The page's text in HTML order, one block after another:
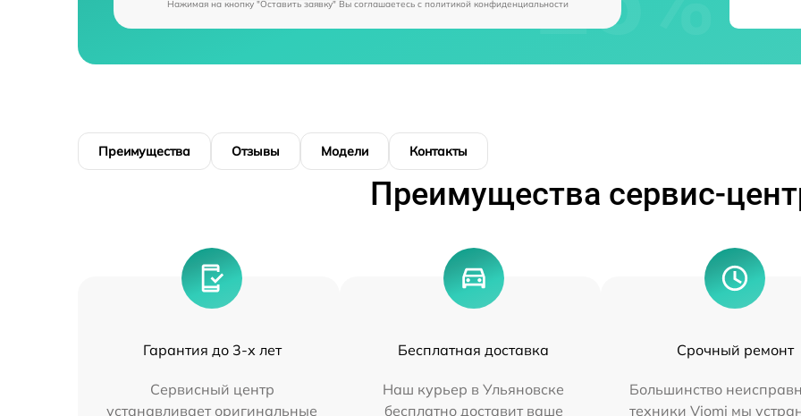
Нажимая на кнопку "Оставить заявку" Вы соглашаетесь c политикой конфиденциальности
Преимущества Отзывы Модели Контакты
Преимущества сервис-
Гарантия до 3-х лет
Сервисный центр
устанавливает оригинальные
Бесплатная доставка
Наш курьер в Ульяновске
бесплатно доставит ваше
Срочный ремонт
Большинство
техники Viomi мы